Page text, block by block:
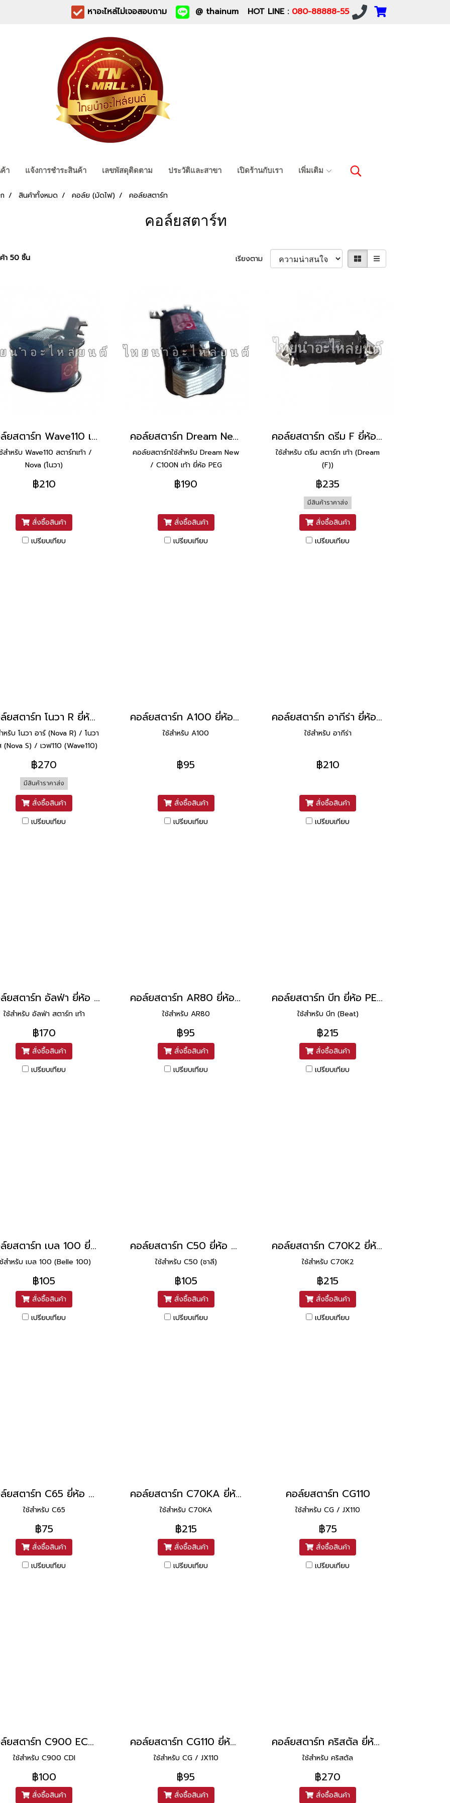
หาอะไหล่ไม่เจอสอบถาม @ thainum HOT LINE : 080-88888-55
า แจ้งการชำระสินค้า เลขพัสดุติดตาม ประวัติและสาขา เปิดร้านกับเรา เพิ่มเติม
สินค้าทั้งหมด คอล์ย (มัดไฟ) คอล์ยสตาร์ท
คอล์ยสตาร์ท
า 50 ชิ้น เรียงตาม
คอล์ยสตาร์ท Wave110 เท้า ยี่ห้อ PEG
สำหรับ Wave110 สตาร์ทเท้า /
Nova (โนวา)
฿210
สั่งซื้อสินค้า
เปรียบเทียบ
คอล์ยสตาร์ท Dream New / C100N เท้า ยี่ห้อ PEG
คอล์ยสตาร์ทใช้สำหรับ Dream New
/ C100N เท้า ยี่ห้อ PEG
฿190
สั่งซื้อสินค้า
เปรียบเทียบ
คอล์ยสตาร์ท ดรีม F ยี่ห้อ TONE
ใช้สำหรับ ดรีม สตาร์ท เท้า (Dream
(F))
฿235
มีสินค้าราคาส่ง
สั่งซื้อสินค้า
เปรียบเทียบ
คอล์ยสตาร์ท โนวา R ยี่ห้อ TONE
หรับ โนวา อาร์ (Nova R) / โนวา
(Nova S) / เวฟ110 (Wave110)
คาร์บูฯ
฿270
มีสินค้าราคาส่ง
สั่งซื้อสินค้า
เปรียบเทียบ
คอล์ยสตาร์ท A100 ยี่ห้อ PM
ใช้สำหรับ A100
฿95
สั่งซื้อสินค้า
เปรียบเทียบ
คอล์ยสตาร์ท อากีร่า ยี่ห้อ PEG
ใช้สำหรับ อากีร่า
฿210
สั่งซื้อสินค้า
เปรียบเทียบ
คอล์ยสตาร์ท อัลฟ่า ยี่ห้อ PEG
ใช้สำหรับ อัลฟ่า สตาร์ท เท้า
฿170
สั่งซื้อสินค้า
เปรียบเทียบ
คอล์ยสตาร์ท AR80 ยี่ห้อ PEG
ใช้สำหรับ AR80
฿95
สั่งซื้อสินค้า
เปรียบเทียบ
คอล์ยสตาร์ท บีท ยี่ห้อ PEG
ใช้สำหรับ บีท (Beat)
฿215
สั่งซื้อสินค้า
เปรียบเทียบ
คอล์ยสตาร์ท เบล 100 ยี่ห้อ PEG
สำหรับ เบล 100 (Belle 100)
฿105
สั่งซื้อสินค้า
เปรียบเทียบ
คอล์ยสตาร์ท C50 ยี่ห้อ PEG
ใช้สำหรับ C50 (ชาลี)
฿105
สั่งซื้อสินค้า
เปรียบเทียบ
คอล์ยสตาร์ท C70K2 ยี่ห้อ PEG
ใช้สำหรับ C70K2
฿215
สั่งซื้อสินค้า
เปรียบเทียบ
คอล์ยสตาร์ท C65 ยี่ห้อ PEG
ใช้สำหรับ C65
฿75
สั่งซื้อสินค้า
เปรียบเทียบ
คอล์ยสตาร์ท C70KA ยี่ห้อ PEG
ใช้สำหรับ C70KA
฿215
สั่งซื้อสินค้า
เปรียบเทียบ
คอล์ยสตาร์ท CG110
ใช้สำหรับ CG / JX110
฿75
สั่งซื้อสินค้า
เปรียบเทียบ
คอล์ยสตาร์ท C900 ECM ยี่ห้อ PEG
ใช้สำหรับ C900 CDI
฿100
สั่งซื้อสินค้า
คอล์ยสตาร์ท CG110 ยี่ห้อ PEG
ใช้สำหรับ CG / JX110
฿95
สั่งซื้อสินค้า
คอล์ยสตาร์ท คริสตัล ยี่ห้อ TONE
ใช้สำหรับ คริสตัล
฿270
สั่งซื้อสินค้า